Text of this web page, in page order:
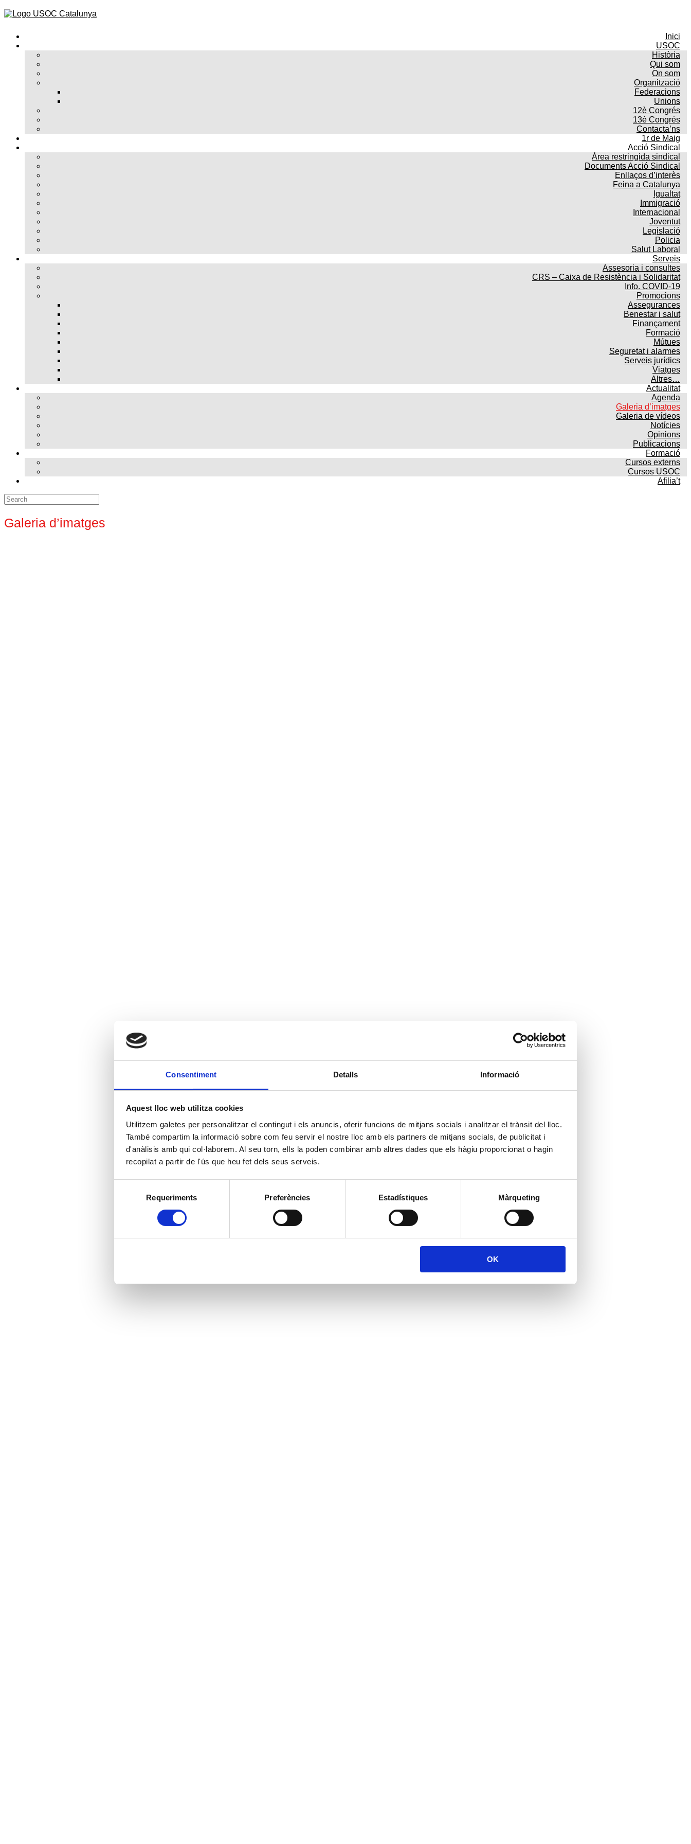
Consentiment Detalls Informació
Aquest lloc web utilitza cookies
Utilitzem galetes per personalitzar el contingut i els anuncis, oferir funcions de mitjans socials i analitzar el trànsit del lloc.
També compartim la informació sobre com feu servir el nostre lloc amb els partners de mitjans socials, de publicitat i
d'anàlisis amb qui col·laborem. Al seu torn, ells la poden combinar amb altres dades que els hàgiu proporcionat o hagin
recopilat a partir de l'ús que heu fet dels seus serveis.
consentiment
Requeriments Preferències Estadístiques Màrqueting
OK
Inici
USOC
Història
Qui som
On som
Organització
Federacions
Unions
12è Congrés
13è Congrés
Contacta’ns
1r de Maig
Acció Sindical
Àrea restringida sindical
Documents Acció Sindical
Enllaços d’interès
Feina a Catalunya
Igualtat
Immigració
Internacional
Joventut
Legislació
Policia
Salut Laboral
Serveis
Assesoria i consultes
CRS – Caixa de Resistència i Solidaritat
Info. COVID-19
Promocions
Assegurances
Benestar i salut
Finançament
Formació
Mútues
Seguretat i alarmes
Serveis jurídics
Viatges
Altres…
Actualitat
Agenda
Galeria d’imatges
Galeria de vídeos
Notícies
Opinions
Publicacions
Formació
Cursos externs
Cursos USOC
Afilia’t
Search
for:
Galeria d’imatges